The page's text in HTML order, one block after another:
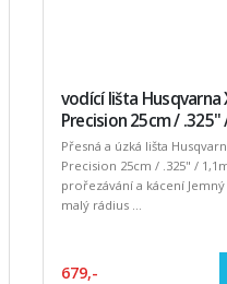
vodící lišta Husqvarna
Precision 25cm / .325"
Přesná a úzká lišta
Precision 25cm / .325" /
prořezávání a kácení
malý rádius ...
679,-